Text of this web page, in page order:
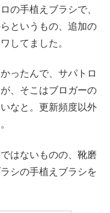
の手植えブラシで、
というもの、追加の
してました。
ったんで、サパトロ
、そこはブロガーの
なと。更新頻度以外
はないものの、靴磨
シの手植えブラシを